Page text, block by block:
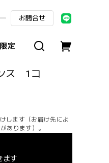
お問合せ
定
ス 1コ
します（お届け先によ
あります）。
ます